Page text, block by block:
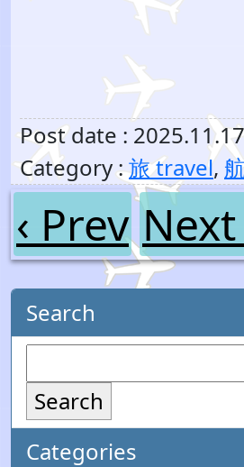
Post date :
Category : 旅 travel,
‹ Prev Next
Search
Search
Categories